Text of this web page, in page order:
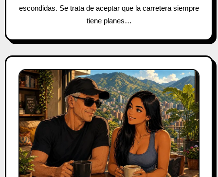
escondidas. Se trata de aceptar que la carretera siempre
tiene planes…